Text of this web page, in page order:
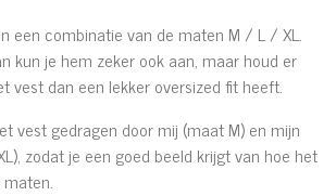
een combinatie van de maten M / L / XL.
kun je hem zeker ook aan, maar houd er
vest dan een lekker oversized fit heeft.
vest gedragen door mij (maat M) en mijn
zodat je een goed beeld krijgt van hoe het